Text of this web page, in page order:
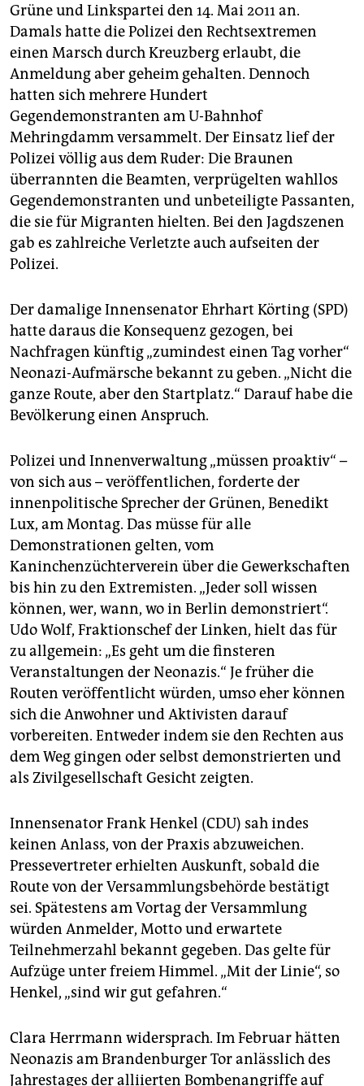
Grüne und Linkspartei den 14. Mai 2011 an.
Damals hatte die Polizei den Rechtsextremen
einen Marsch durch Kreuzberg erlaubt, die
Anmeldung aber geheim gehalten. Dennoch
hatten sich mehrere Hundert
Gegendemonstranten am U-Bahnhof
Mehringdamm versammelt. Der Einsatz lief der
Polizei völlig aus dem Ruder: Die Braunen
überrannten die Beamten, verprügelten wahllos
Gegendemonstranten und unbeteiligte Passanten,
die sie für Migranten hielten. Bei den Jagdszenen
gab es zahlreiche Verletzte auch aufseiten der
Polizei.
Der damalige Innensenator Ehrhart Körting (SPD)
hatte daraus die Konsequenz gezogen, bei
Nachfragen künftig „zumindest einen Tag vorher“
Neonazi-Aufmärsche bekannt zu geben. „Nicht die
ganze Route, aber den Startplatz.“ Darauf habe die
Bevölkerung einen Anspruch.
Polizei und Innenverwaltung „müssen proaktiv“ –
von sich aus – veröffentlichen, forderte der
innenpolitische Sprecher der Grünen, Benedikt
Lux, am Montag. Das müsse für alle
Demonstrationen gelten, vom
Kaninchenzüchterverein über die Gewerkschaften
bis hin zu den Extremisten. „Jeder soll wissen
können, wer, wann, wo in Berlin demonstriert“.
Udo Wolf, Fraktionschef der Linken, hielt das für
zu allgemein: „Es geht um die finsteren
Veranstaltungen der Neonazis.“ Je früher die
Routen veröffentlicht würden, umso eher können
sich die Anwohner und Aktivisten darauf
vorbereiten. Entweder indem sie den Rechten aus
dem Weg gingen oder selbst demonstrierten und
als Zivilgesellschaft Gesicht zeigten.
Innensenator Frank Henkel (CDU) sah indes
keinen Anlass, von der Praxis abzuweichen.
Pressevertreter erhielten Auskunft, sobald die
Route von der Versammlungsbehörde bestätigt
sei. Spätestens am Vortag der Versammlung
würden Anmelder, Motto und erwartete
Teilnehmerzahl bekannt gegeben. Das gelte für
Aufzüge unter freiem Himmel. „Mit der Linie“, so
Henkel, „sind wir gut gefahren.“
Clara Herrmann widersprach. Im Februar hätten
Neonazis am Brandenburger Tor anlässlich des
Jahrestages der alliierten Bombenangriffe auf